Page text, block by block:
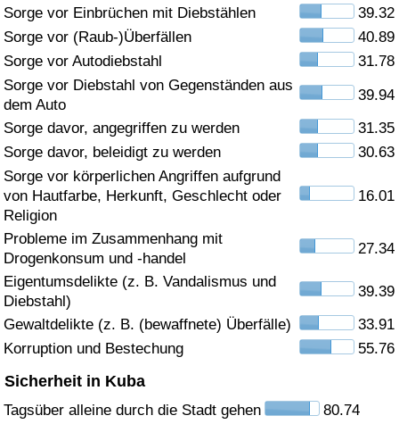
Sorge vor Einbrüchen mit Diebstählen
39.32
Sorge vor (Raub-)Überfällen
40.89
Sorge vor Autodiebstahl
31.78
Sorge vor Diebstahl von Gegenständen aus
dem Auto
39.94
Sorge davor, angegriffen zu werden
31.35
Sorge davor, beleidigt zu werden
30.63
Sorge vor körperlichen Angriffen aufgrund
von Hautfarbe, Herkunft, Geschlecht oder
Religion
16.01
Probleme im Zusammenhang mit
Drogenkonsum und -handel
27.34
Eigentumsdelikte (z. B. Vandalismus und
Diebstahl)
39.39
Gewaltdelikte (z. B. (bewaffnete) Überfälle)
33.91
Korruption und Bestechung
55.76
Sicherheit in Kuba
Tagsüber alleine durch die Stadt gehen
80.74
Gesundheitsversorgung
Gesundheitsversorgungs-Index (aktuell)
Gesundheitsversorgungs-Index nach Land
Umweltverschmutzung
Umweltverschmutzungs-Index (aktuell)
Verschmutzungsindex
Umweltverschmutzungs-Index nach Land
Verkehr